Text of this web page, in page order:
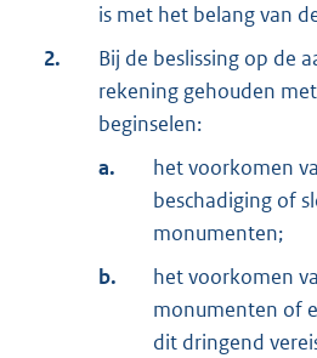
is met het belang van
2.
Bij de beslissing op de
rekening gehouden
beginselen:
a.
het voorkomen
beschadiging of
monumenten;
b.
het voorkomen
monumenten of
dit dringend